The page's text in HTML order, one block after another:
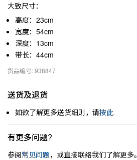
大致尺寸：
高度：23cm
宽度：54cm
深度：13cm
带长：44cm
货品编号: 938847
送货及退货
如欲了解更多送货细则，请按此
有更多问题?
参阅常见问题，或直接联络我们了解更多。